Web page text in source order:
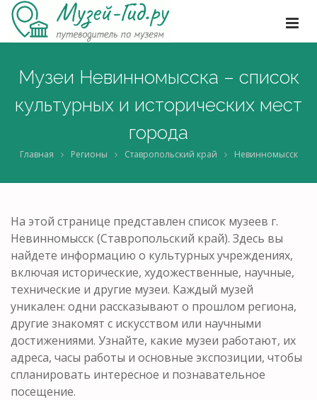
Музеи Невинномысска – список
культурных и исторических мест
города
Главная Регионы Ставропольский край Невинномысск
На этой странице представлен список музеев г.
Невинномысск (Ставропольский край). Здесь вы
найдете информацию о культурных учреждениях,
включая исторические, художественные, научные,
технические и другие музеи. Каждый музей
уникален: одни рассказывают о прошлом региона,
другие знакомят с искусством или научными
достижениями. Узнайте, какие музеи работают, их
адреса, часы работы и основные экспозиции, чтобы
спланировать интересное и познавательное
посещение.